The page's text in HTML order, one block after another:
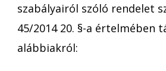
szabályairól szóló rendelet
45/2014 20. §-a értelmében
alábbiakról: